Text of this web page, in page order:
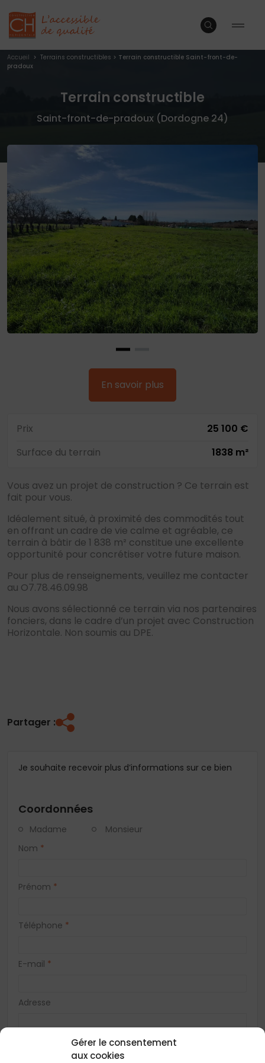
Gérer le consentement
aux cookies
Accueil > Terrains constructibles > Terrain constructible Saint-front-de-
pradoux
Terrain constructible
Saint-front-de-pradoux (Dordogne 24)
En savoir plus
Prix
25 100 €
Surface du terrain
1838 m²
Vous avez un projet de construction ? Ce terrain est
fait pour vous.
Idéalement situé, à proximité des commodités tout
en offrant un cadre de vie calme et agréable, ce
terrain à bâtir de 1 838 m² constitue une excellente
opportunité pour concrétiser votre future maison.
Pour plus de renseignements, veuillez me contacter
au O7.78.46.09.98
Nous avons sélectionné ce terrain via nos partenaires
fonciers, dans le cadre d’un projet avec Construction
Horizontale. Non soumis au DPE.
Partager :
Je souhaite recevoir plus d’informations sur ce bien
Coordonnées
Madame
Monsieur
Nom *
Prénom *
Téléphone *
E-mail *
Adresse
*